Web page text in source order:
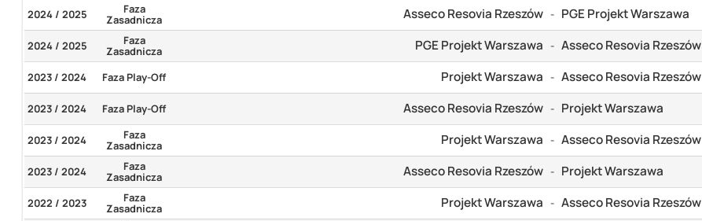
2024 / 2025 Faza
Zasadnicza Asseco Resovia Rzeszów - PGE Projekt Warszawa
2024 / 2025 Faza
Zasadnicza PGE Projekt Warszawa - Asseco Resovia Rzeszów
2023 / 2024 Faza Play-Off Projekt Warszawa - Asseco Resovia Rzeszów
2023 / 2024 Faza Play-Off Asseco Resovia Rzeszów - Projekt Warszawa
2023 / 2024 Faza
Zasadnicza Projekt Warszawa - Asseco Resovia Rzeszów
2023 / 2024 Faza
Zasadnicza Asseco Resovia Rzeszów - Projekt Warszawa
2022 / 2023 Faza
Zasadnicza Projekt Warszawa - Asseco Resovia Rzeszów